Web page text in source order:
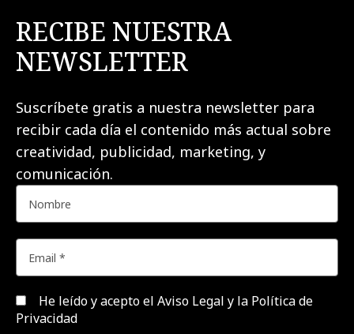
RECIBE NUESTRA
NEWSLETTER
Suscríbete gratis a nuestra newsletter para
recibir cada día el contenido más actual sobre
creatividad, publicidad, marketing, y
comunicación.
He leído y acepto el Aviso Legal y la Política de
Privacidad